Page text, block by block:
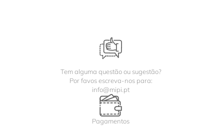
Tem alguma questão ou sugestão?
Por favos escreva-nos para:
info@mipi.pt
Pagamentos